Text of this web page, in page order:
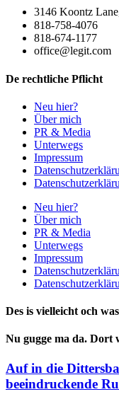
3146 Koontz
818-758-4076
818-674-1177
office@legit.com
De rechtliche Pflicht
Neu hier?
Über mich
PR & Media
Unterwegs
Impressum
Neu hier?
Über mich
PR & Media
Unterwegs
Impressum
Des is vielleicht och
Nu gugge ma da. Dort
Auf in die
beeindruckende